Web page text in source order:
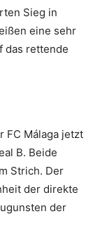
Sieg in
eine sehr
das rettende
FC Málaga jetzt
B. Beide
Strich. Der
der direkte
der